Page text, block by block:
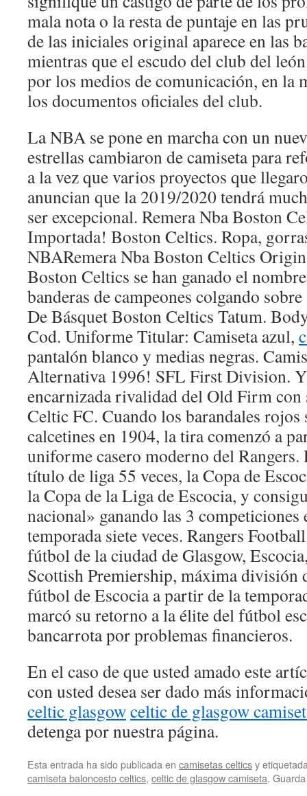
mala nota o la resta de puntaje en las
de las iniciales original aparece en las
mientras que el escudo del club del
por los medios de comunicación, en la
los documentos oficiales del club.
La NBA se pone en marcha con un
estrellas cambiaron de camiseta para
a la vez que varios proyectos que
anuncian que la 2019/2020 tendrá
ser excepcional. Remera Nba Boston
Importada! Boston Celtics. Ropa,
NBARemera Nba Boston Celtics
Boston Celtics se han ganado el
banderas de campeones colgando
De Básquet Boston Celtics Tatum.
Cod. Uniforme Titular: Camiseta azul,
pantalón blanco y medias negras.
Alternativa 1996! SFL First Division. Y
encarnizada rivalidad del Old Firm con
Celtic FC. Cuando los barandales rojos
calcetines en 1904, la tira comenzó a
uniforme casero moderno del Rangers.
título de liga 55 veces, la Copa de
la Copa de la Liga de Escocia, y
nacional» ganando las 3 competiciones
temporada siete veces. Rangers
fútbol de la ciudad de Glasgow,
Scottish Premiership, máxima división
fútbol de Escocia a partir de la
marcó su retorno a la élite del fútbol
bancarrota por problemas financieros.
En el caso de que usted amado este
con usted desea ser dado más
celtic glasgowceltic de glasgow
detenga por nuestra página.
Esta entrada ha sido publicada en camisetas celticsy
camiseta baloncesto celtics, celtic de glasgow camiseta.